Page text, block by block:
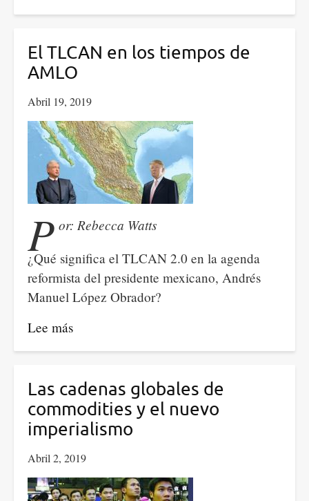
Ocasio...
socialimperialistas?
El TLCAN en los tiempos de
AMLO
Abril 19, 2019
P or: Rebecca Watts
¿Qué significa el TLCAN 2.0 en la agenda
reformista del presidente mexicano, Andrés
Manuel López Obrador?
Lee más
en
los
tiempos
AMLO
Las cadenas globales de
commodities y el nuevo
imperialismo
Abril 2, 2019